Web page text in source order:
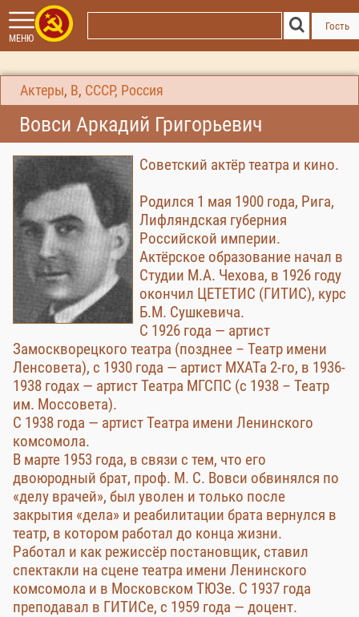
МЕНЮ
Гость
Актеры, В, СССР, Россия
Вовси Аркадий Григорьевич
Советский актёр театра и кино.
Родился 1 мая 1900 года, Рига,
Лифляндская губерния
Российской империи.
Актёрское образование начал в
Студии М.А. Чехова, в 1926 году
окончил ЦЕТЕТИС (ГИТИС), курс
Б.М. Сушкевича.
С 1926 года — артист
Замоскворецкого театра (позднее – Театр имени
Ленсовета), с 1930 года — артист МХАТа 2-го, в 1936-
1938 годах — артист Театра МГСПС (с 1938 – Театр
им. Моссовета).
С 1938 года — артист Театра имени Ленинского
комсомола.
В марте 1953 года, в связи с тем, что его
двоюродный брат, проф. М. С. Вовси обвинялся по
«делу врачей», был уволен и только после
закрытия «дела» и реабилитации брата вернулся в
театр, в котором работал до конца жизни.
Работал и как режиссёр постановщик, ставил
спектакли на сцене театра имени Ленинского
комсомола и в Московском ТЮЗе. С 1937 года
преподавал в ГИТИСе, с 1959 года — доцент.